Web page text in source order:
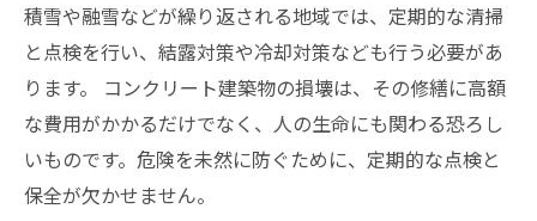
積雪や融雪などが繰り返される地域では、定期的な清掃
と点検を行い、結露対策や冷却対策なども行う必要があ
ります。 コンクリート建築物の損壊は、その修繕に高額
な費用がかかるだけでなく、人の生命にも関わる恐ろし
いものです。危険を未然に防ぐために、定期的な点検と
保全が欠かせません。